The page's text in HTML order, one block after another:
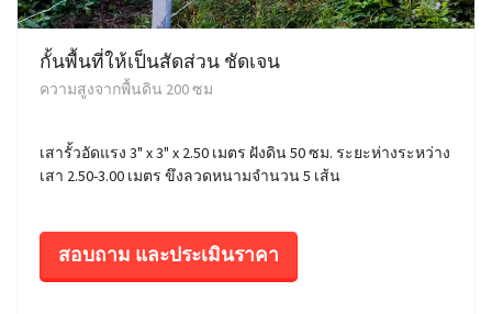
กั้นพื้นที่ให้เป็นสัดส่วน ชัดเจน
ความสูงจากพื้นดิน 200 ซม
เสารั้วอัดแรง 3" x 3" x 2.50 เมตร ฝังดิน 50 ซม. ระยะห่างระหว่าง
เสา 2.50-3.00 เมตร ขึงลวดหนามจำนวน 5 เส้น
สอบถาม และประเมินราคา